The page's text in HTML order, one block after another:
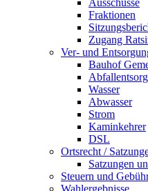
Ausschüsse
Fraktionen
Zugang
Ver- und
Bauhof
Wasser
Abwasser
Strom
Kaminkehrer
DSL
Ortsrecht /
Satzungen
Steuern und
Wahlergebnisse